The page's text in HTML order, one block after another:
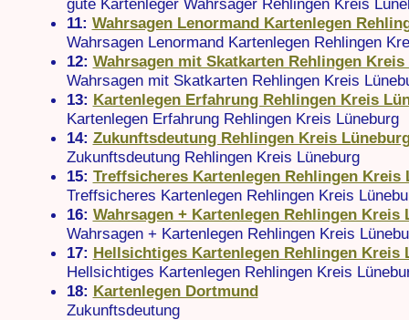
11: Wahrsagen Lenormand Kartenlegen
Wahrsagen Lenormand Kartenlegen Rehlingen
12: Wahrsagen mit Skatkarten Rehlingen
Wahrsagen mit Skatkarten Rehlingen Kreis
13: Kartenlegen Erfahrung Rehlingen Kreis
Kartenlegen Erfahrung Rehlingen Kreis Lüneburg
14: Zukunftsdeutung Rehlingen Kreis
Zukunftsdeutung Rehlingen Kreis Lüneburg
15: Treffsicheres Kartenlegen Rehlingen Kreis
Treffsicheres Kartenlegen Rehlingen Kreis
16: Wahrsagen + Kartenlegen Rehlingen Kreis
Wahrsagen + Kartenlegen Rehlingen Kreis
17: Hellsichtiges Kartenlegen Rehlingen Kreis
Hellsichtiges Kartenlegen Rehlingen Kreis
18: Kartenlegen Dortmund
Zukunftsdeutung